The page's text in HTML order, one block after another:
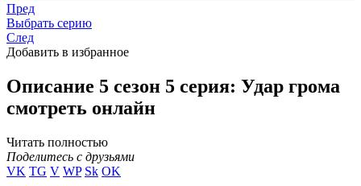
Пред
Выбрать серию
След
Добавить в избранное
Описание 5 сезон 5 серия: Удар грома
смотреть онлайн
Читать полностью
Поделитесь с друзьями
VK TG V WP Sk OK